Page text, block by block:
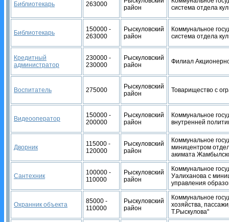
Библиотекарь 263000
район
система отдела
Библиотекарь
150000 -
263000
Рыскуловский
район
Коммунальное
система отдела
Кредитный
администратор
230000 -
230000
Рыскуловский
район
Филиал
Воспитатель 275000
Рыскуловский
район
Товарищество с
Видеооператор
150000 -
200000
Рыскуловский
район
Коммунальное
внутренней
Дворник
115000 -
120000
Рыскуловский
район
Коммунальное
миницентром
акимата
Сантехник
100000 -
110000
Рыскуловский
район
Коммунальное
Уалиханова с
управления
Охранник объекта
85000 -
110000
Рыскуловский
район
Коммунальное
хозяйства,
Т.Рыскулова"